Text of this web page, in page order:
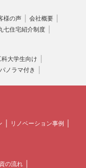
様の声
会社概要
七住宅紹介制度
大学生向け
パノラマ付き
リノベーション事例
の流れ